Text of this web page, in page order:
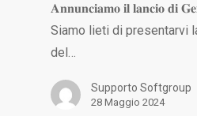
𝐀𝐧𝐧𝐮𝐧𝐜𝐢𝐚𝐦𝐨 𝐢𝐥 𝐥𝐚𝐧𝐜𝐢𝐨 𝐝𝐢
Siamo lieti di presentarvi
del…
Supporto Softgroup
28 Maggio 2024